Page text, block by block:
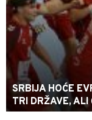
SRBIJA HOĆE
TRI DRŽAVE,